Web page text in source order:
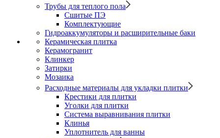
Трубы для теплого пола
Сшитые ПЭ
Комплектующие
Гидроаккумуляторы и расширительные баки
Керамическая плитка
Керамогранит
Клинкер
Затирки
Мозаика
Расходные материалы для укладки плитки
Крестики для плитки
Уголки для плитки
Система выравнивания плитки
Клинья
Уплотнитель для ванны